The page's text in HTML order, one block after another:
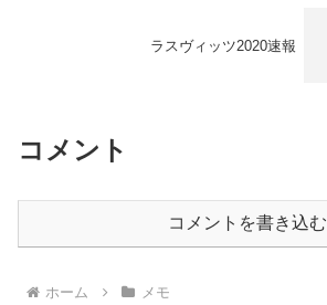
ラスヴィッツ2020速報
コメント
コメントを書き込む
ホーム メモ